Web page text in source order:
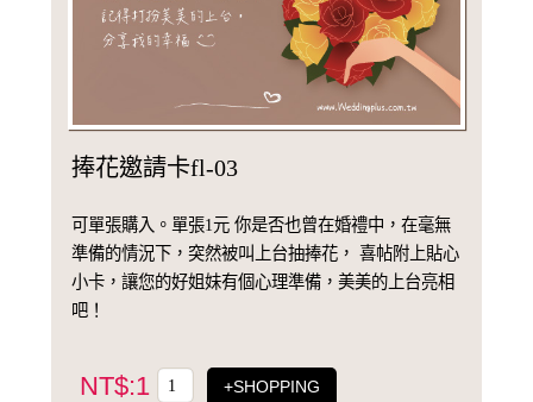
捧花邀請卡fl-03
可單張購入。單張1元 你是否也曾在婚禮中，在毫無
準備的情況下，突然被叫上台抽捧花， 喜帖附上貼心
小卡，讓您的好姐妹有個心理準備，美美的上台亮相
吧！
NT$:1 +SHOPPING